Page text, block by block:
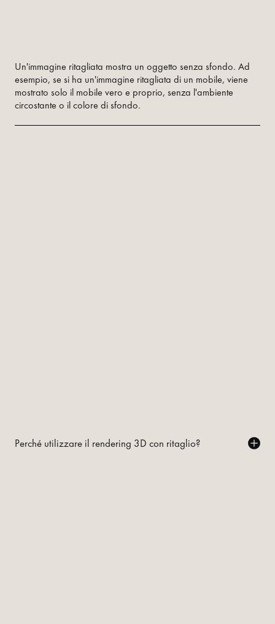
Un'immagine ritagliata mostra un oggetto senza sfondo. Ad
esempio, se si ha un'immagine ritagliata di un mobile, viene
mostrato solo il mobile vero e proprio, senza l'ambiente
circostante o il colore di sfondo.
Perché utilizzare il rendering 3D con ritaglio?